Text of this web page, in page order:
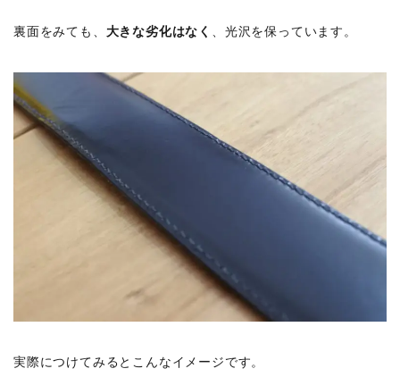
裏面をみても、 大きな劣化はなく 、光沢を保っています。
実際につけてみるとこんなイメージです。